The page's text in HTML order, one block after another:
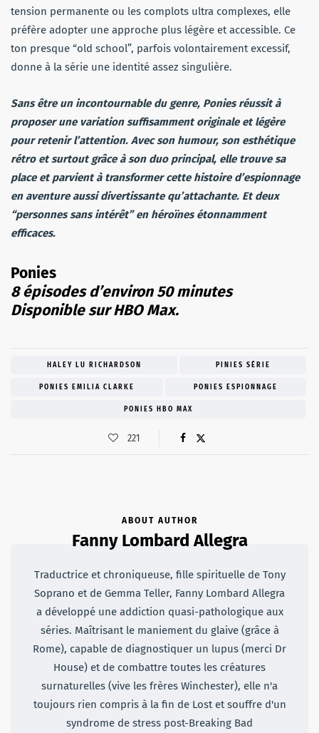
tension permanente ou les complots ultra complexes, elle
préfère adopter une approche plus légère et accessible. Ce
ton presque “old school”, parfois volontairement excessif,
donne à la série une identité assez singulière.
Sans être un incontournable du genre, Ponies réussit à
proposer une variation suffisamment originale et légère
pour retenir l’attention. Avec son humour, son esthétique
rétro et surtout grâce à son duo principal, elle trouve sa
place et parvient à transformer cette histoire d’espionnage
en aventure aussi divertissante qu’attachante. Et deux
“personnes sans intérêt” en héroïnes étonnamment
efficaces.
Ponies
8 épisodes d’environ 50 minutes
Disponible sur HBO Max.
HALEY LU RICHARDSON PINIES SÉRIE
PONIES EMILIA CLARKE PONIES ESPIONNAGE
PONIES HBO MAX
221
ABOUT AUTHOR
Fanny Lombard Allegra
Traductrice et chroniqueuse, fille spirituelle de Tony
Soprano et de Gemma Teller, Fanny Lombard Allegra
a développé une addiction quasi-pathologique aux
séries. Maîtrisant le maniement du glaive (grâce à
Rome), capable de diagnostiquer un lupus (merci Dr
House) et de combattre toutes les créatures
surnaturelles (vive les frères Winchester), elle n'a
toujours rien compris à la fin de Lost et souffre d'un
syndrome de stress post-Breaking Bad